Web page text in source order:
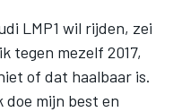
LMP1 wil rijden, zei
tegen mezelf 2017,
of dat haalbaar is.
mijn best en